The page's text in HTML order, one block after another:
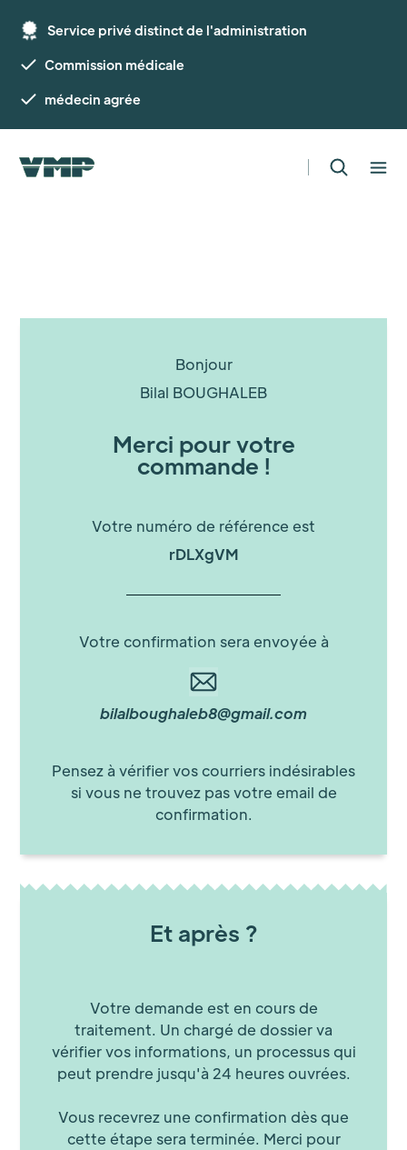
Service privé distinct de l'administration
Commission médicale
médecin agrée
Bonjour
Bilal BOUGHALEB
Merci pour votre
commande !
Votre numéro de référence est
rDLXgVM
Votre confirmation sera envoyée à
bilalboughaleb8@gmail.com
Pensez à vérifier vos courriers indésirables
si vous ne trouvez pas votre email de
confirmation.
Et après ?
Votre demande est en cours de
traitement. Un chargé de dossier va
vérifier vos informations, un processus qui
peut prendre jusqu'à 24 heures ouvrées.
Vous recevrez une confirmation dès que
cette étape sera terminée. Merci pour